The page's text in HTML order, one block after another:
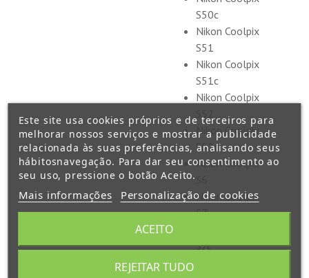
S50c
Nikon Coolpix
S51
Nikon Coolpix
S51c
Nikon Coolpix
S52
Nikon Coolpix
S52c
Nikon Coolpix
Nikon Coolpix
S7
S7c
Este site usa cookies próprios e de terceiros para
melhorar nossos serviços e mostrar a publicidade
relacionada às suas preferências, analisando seus
hábitosnavegação. Para dar seu consentimento ao
seu uso, pressione o botão Aceito.
Mais informações Personalização de cookies
REJEITAR TUDO
ACEITO